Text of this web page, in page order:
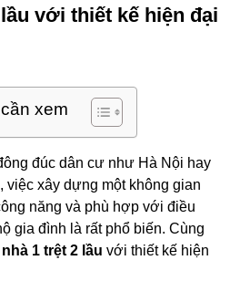
với thiết kế hiện đại
xem
đúc dân cư như Hà Nội hay
việc xây dựng một không gian
năng và phù hợp với điều
gia đình là rất phổ biến. Cùng
1 trệt 2 lầu với thiết kế hiện